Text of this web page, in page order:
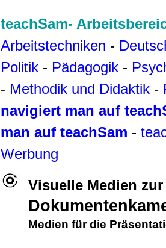
teachSam-
Arbeitstechniken -
Politik - Pädagogik -
- Methodik und Didaktik -
navigiert man auf
man auf teachSam -
Werbung
Visuelle Medien
Medien für die